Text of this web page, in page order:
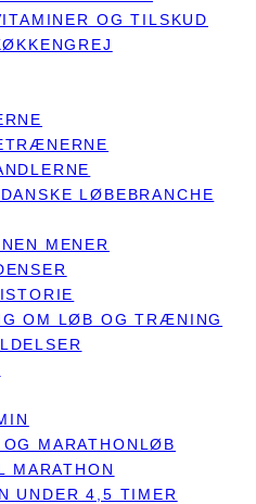
OG TILSKUD
LØBEBRANCHE
MENER
OM LØB OG TRÆNING
MARATHONLØB
MARATHON
UNDER 4,5 TIMER